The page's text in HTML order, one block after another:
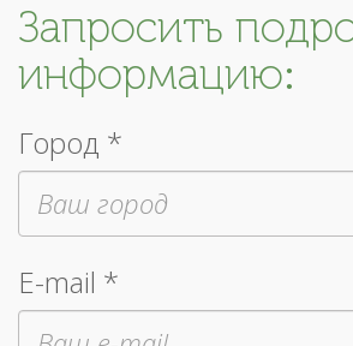
Запросить
информацию:
Город *
E-mail *